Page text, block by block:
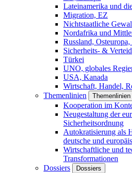
Lateinamerika und
Migration, EZ
Nichtstaatliche
Nordafrika und
Russland, Osteuropa,
Sicherheits- &
Türkei
UNO, globales
USA, Kanada
Wirtschaft, Handel,
Themenlinien
Themenlinien
Kooperation im
Neugestaltung der
Sicherheitsordnung
Autokratisierung als
deutsche und
Wirtschaftliche und
Transformationen
Dossiers
Dossiers